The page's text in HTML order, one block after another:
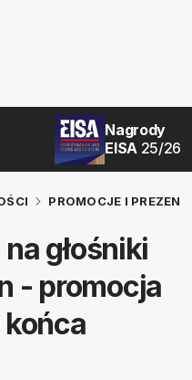
Nagrody
EISA 25/26
PROMOCJE I
głośniki
- promocja
końca